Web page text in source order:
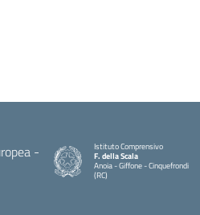
Istituto Comprensivo
F. della Scala
Anoia - Giffone - Cinquefrondi
(RC)